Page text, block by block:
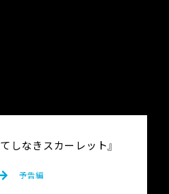
てしなきスカーレット』
予告編